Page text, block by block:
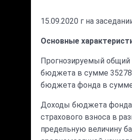
15.09.2020 г на
Основные
Прогнозируемый общий
бюджета в сумме
бюджета фонда в
Доходы бюджета фонда
страхового взноса в
предельную величину